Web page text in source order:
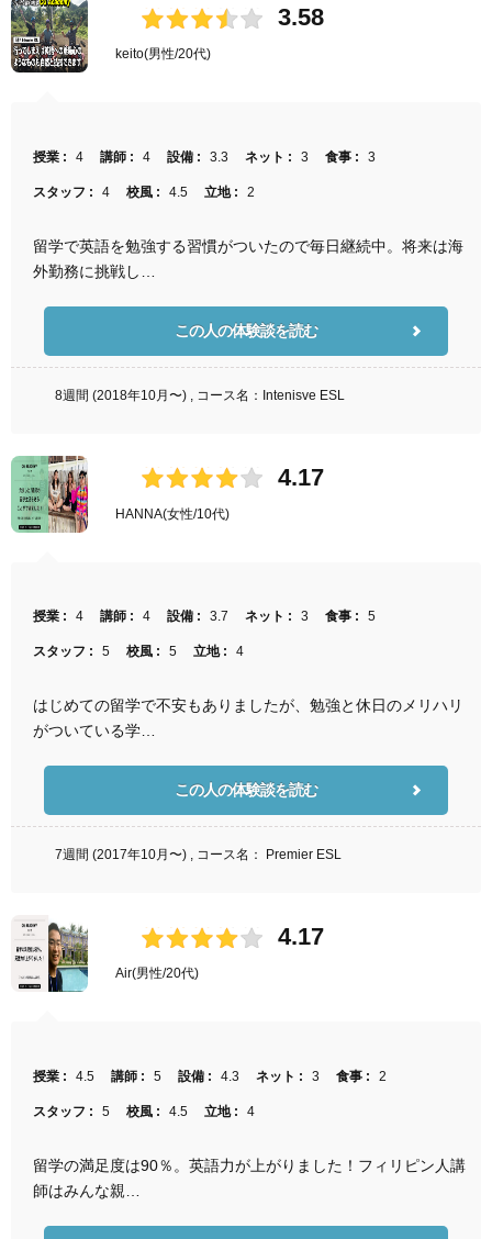
keito(男性/20代)
3.58
授業 : 4 講師 : 4 設備 : 3.3 ネット : 3 食事 : 3
スタッフ : 4 校風 : 4.5 立地 : 2
留学で英語を勉強する習慣がついたので毎日継続中。将来は海
外勤務に挑戦し…
この人の体験談を読む
8週間 (2018年10月〜) , コース名：Intenisve ESL
HANNA(女性/10代)
4.17
授業 : 4 講師 : 4 設備 : 3.7 ネット : 3 食事 : 5
スタッフ : 5 校風 : 5 立地 : 4
はじめての留学で不安もありましたが、勉強と休日のメリハリ
がついている学…
この人の体験談を読む
7週間 (2017年10月〜) , コース名： Premier ESL
Air(男性/20代)
4.17
授業 : 4.5 講師 : 5 設備 : 4.3 ネット : 3 食事 : 2
スタッフ : 5 校風 : 4.5 立地 : 4
留学の満足度は90％。英語力が上がりました！フィリピン人講
師はみんな親…